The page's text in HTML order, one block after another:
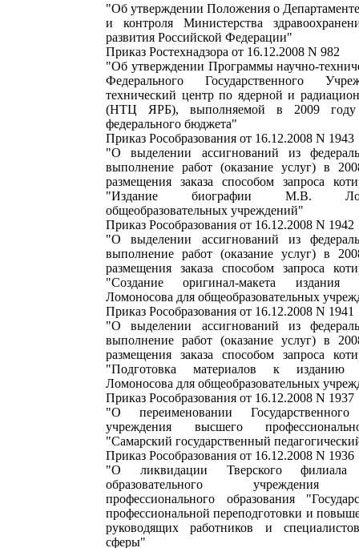
"Об утверждении Положения о
и контроля Министерства
развития Российской Федерации"
Приказ Ростехнадзора от 16.12.2008 N 982
"Об утверждении Программы научно-
Федерального Государственного
технический центр по ядерной и
(НТЦ ЯРБ), выполняемой в 2009 году
федерального бюджета"
Приказ Рособразования от 16.12.2008 N 1943
"О выделении ассигнований из
выполнение работ (оказание услуг) в
размещения заказа способом запроса
"Издание биографии М.В.
общеобразовательных учреждений"
Приказ Рособразования от 16.12.2008 N 1942
"О выделении ассигнований из
выполнение работ (оказание услуг) в
размещения заказа способом запроса
"Создание оригинал-макета
Ломоносова для общеобразовательных
Приказ Рособразования от 16.12.2008 N 1941
"О выделении ассигнований из
выполнение работ (оказание услуг) в
размещения заказа способом запроса
"Подготовка материалов к
Ломоносова для общеобразовательных
Приказ Рособразования от 16.12.2008 N 1937
"О переименовании Государственного
учреждения высшего
"Самарский государственный
Приказ Рособразования от 16.12.2008 N 1936
"О ликвидации Тверского филиала
образовательного учреждения
профессионального образования
профессиональной переподготовки и
руководящих работников и
сферы"